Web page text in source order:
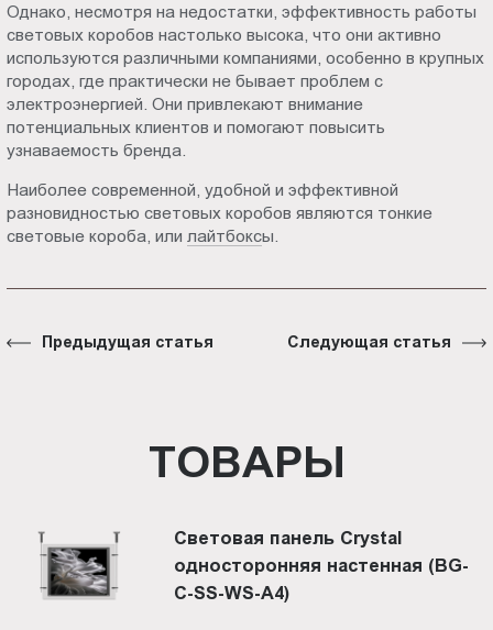
Однако, несмотря на недостатки, эффективность работы
световых коробов настолько высока, что они активно
используются различными компаниями, особенно в крупных
городах, где практически не бывает проблем с
электроэнергией. Они привлекают внимание
потенциальных клиентов и помогают повысить
узнаваемость бренда.
Наиболее современной, удобной и эффективной
разновидностью световых коробов являются тонкие
световые короба, или лайтбоксы.
Предыдущая статья Следующая статья
ТОВАРЫ
Световая панель Crystal
односторонняя настенная (BG-
C-SS-WS-A4)